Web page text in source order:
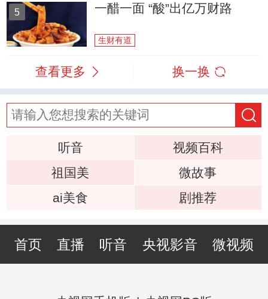
5 一醋一面 “酸”出亿万财路
生财有道
查看更多 换一换
听音
视频百科
祖国美
微故事
ai美食
剧推荐
首页 直播 听音 央视影音 微视频